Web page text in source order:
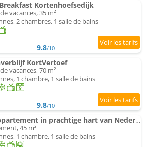
Kortenhoefsedijk
vacances, 35 m²
2 chambres, 1 salle de bains
9.8/10
KortVertoef
vacances, 70 m²
1 chambre, 1 salle de bains
9.8/10
Top Appartement in prachtige hart van Nederland Kortenhoef
45 m²
1 chambre, 1 salle de bains